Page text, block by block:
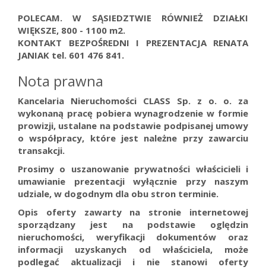
POLECAM. W SĄSIEDZTWIE RÓWNIEŻ DZIAŁKI
WIĘKSZE, 800 - 1100 m2.
KONTAKT BEZPOŚREDNI I PREZENTACJA RENATA
JANIAK tel. 601 476 841.
Nota prawna
Kancelaria Nieruchomości CLASS Sp. z o. o. za
wykonaną pracę pobiera wynagrodzenie w formie
prowizji, ustalane na podstawie podpisanej umowy
o współpracy, które jest należne przy zawarciu
transakcji.
Prosimy o uszanowanie prywatności właścicieli i
umawianie prezentacji wyłącznie przy naszym
udziale, w dogodnym dla obu stron terminie.
Opis oferty zawarty na stronie internetowej
sporządzany jest na podstawie oględzin
nieruchomości, weryfikacji dokumentów oraz
informacji uzyskanych od właściciela, może
podlegać aktualizacji i nie stanowi oferty